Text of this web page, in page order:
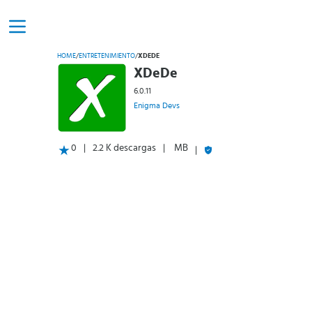
HOME/ENTRETENIMIENTO/XDEDE
XDeDe
6.0.11
Enigma Devs
0 2.2 K descargas MB